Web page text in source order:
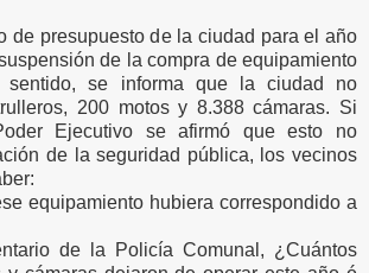
de presupuesto de la ciudad para el año
de la compra de equipamiento
sentido, se informa que la ciudad no
200 motos y 8.388 cámaras. Si
Ejecutivo se afirmó que esto no
de la seguridad pública, los vecinos
equipamiento hubiera correspondido a
de la Policía Comunal, ¿Cuántos